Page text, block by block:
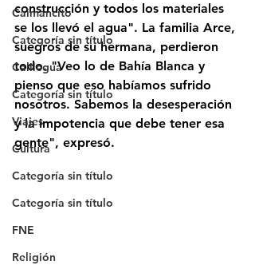
Caimancito
Categoría sin título
Calilegua
Categoría sin título
Viajes
Cultura
Categoría sin título
Categoría sin título
FNE
Religión
construcción y todos los materiales
se los llevó el agua". La familia Arce,
suegros de su hermana, perdieron
todo. "Veo lo de Bahía Blanca y
pienso que eso habíamos sufrido
nosotros. Sabemos la desesperación
y la impotencia que debe tener esa
gente", expresó.